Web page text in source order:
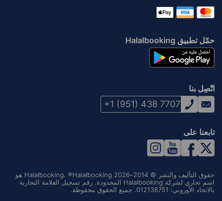
حمّل تطبيق Halalbooking
اتّصِل بنا
+1 (951) 438 7707
تابعنا على
حقوق التأليف والنشر © 2014–2026 Halalbooking. ®Halalbooking هو
اسم تجاري لشركة Halalbooking المحدودة. رقم تسجيل العلامة التجارية
بالاتحاد الأوروبي: 012136751. جميع الحقوق محفوظة.